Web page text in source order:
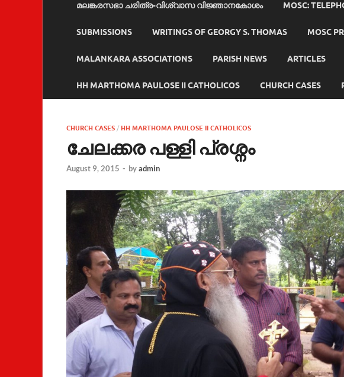
മലങ്കരസഭാ ചരിത്ര-വിശ്വാസ വിജ്ഞാനകോശം MOSC:
SUBMISSIONS WRITINGS OF GEORGY S. THOMAS MOSC
MALANKARA ASSOCIATIONS PARISH NEWS ARTICLES
HH MARTHOMA PAULOSE II CATHOLICOS CHURCH CASES
CHURCH CASES / HH MARTHOMA PAULOSE II CATHOLICOS
ചേലക്കര പള്ളി പ്രശ്നം
August 9, 2015 - byadmin